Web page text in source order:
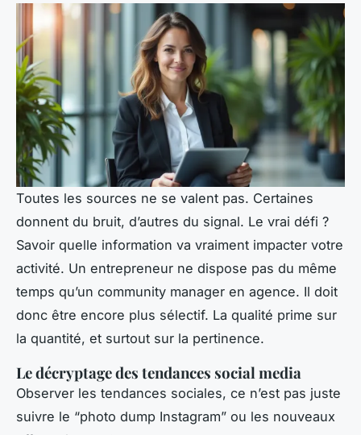
Toutes les sources ne se valent pas. Certaines
donnent du bruit, d’autres du signal. Le vrai défi ?
Savoir quelle information va vraiment impacter votre
activité. Un entrepreneur ne dispose pas du même
temps qu’un community manager en agence. Il doit
donc être encore plus sélectif. La qualité prime sur
la quantité, et surtout sur la pertinence.
Le décryptage des tendances social media
Observer les tendances sociales, ce n’est pas juste
suivre le “photo dump Instagram” ou les nouveaux